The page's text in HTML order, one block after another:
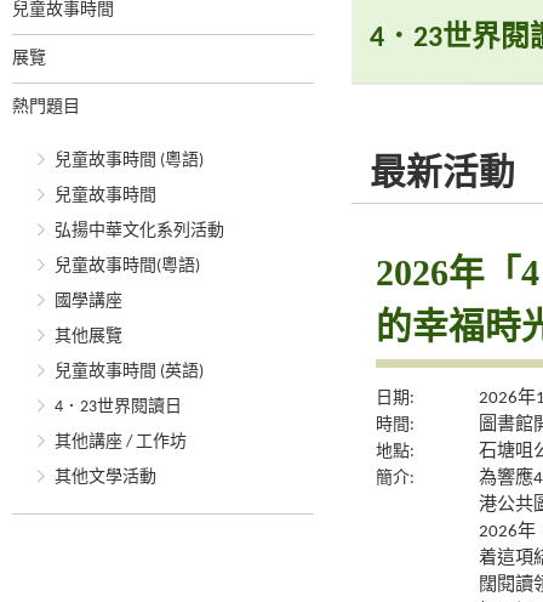
兒童故事時間
展覽
熱門題目
兒童故事時間 (粵語)
兒童故事時間
弘揚中華文化系列活動
兒童故事時間(粵語)
國學講座
其他展覽
兒童故事時間 (英語)
4．23世界閱讀日
其他講座 / 工作坊
其他文學活動
4．23世界閱
最新活動
2026年「
的幸福時
日期:
2026年
時間:
圖書館
地點:
石塘咀
簡介:
為響應
港公共
2026年
着這項
闊閱讀